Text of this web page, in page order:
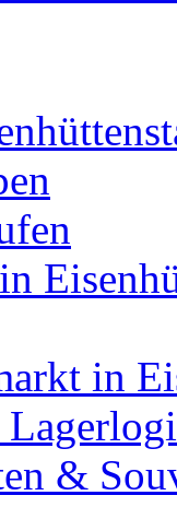
in
&